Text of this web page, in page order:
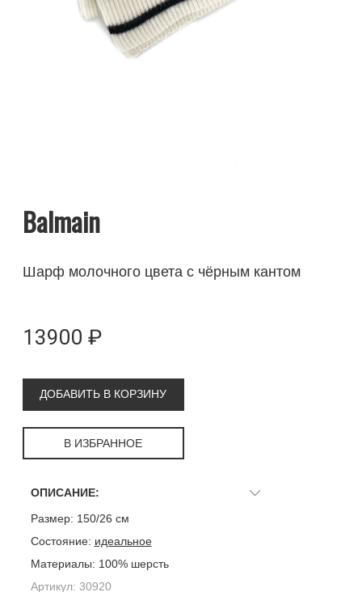
Balmain
Шарф молочного цвета с чёрным кантом
13900 ₽
ДОБАВИТЬ В КОРЗИНУ
В ИЗБРАННОЕ
ОПИСАНИЕ:
Размер: 150/26 см
Состояние: идеальное
Материалы: 100% шерсть
Артикул: 30920